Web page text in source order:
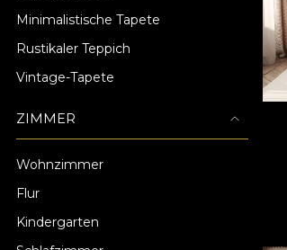
Minimalistische Tapete
Rustikaler Teppich
Vintage-Tapete
ZIMMER
Wohnzimmer
Flur
Kindergarten